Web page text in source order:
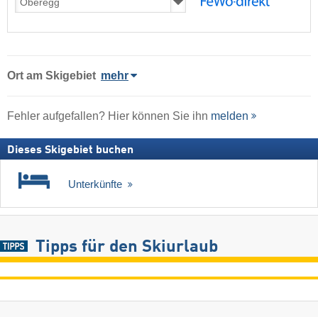
Ort am Skigebiet mehr
Fehler aufgefallen? Hier können Sie ihn melden
Dieses Skigebiet buchen
Unterkünfte
Tipps für den Skiurlaub